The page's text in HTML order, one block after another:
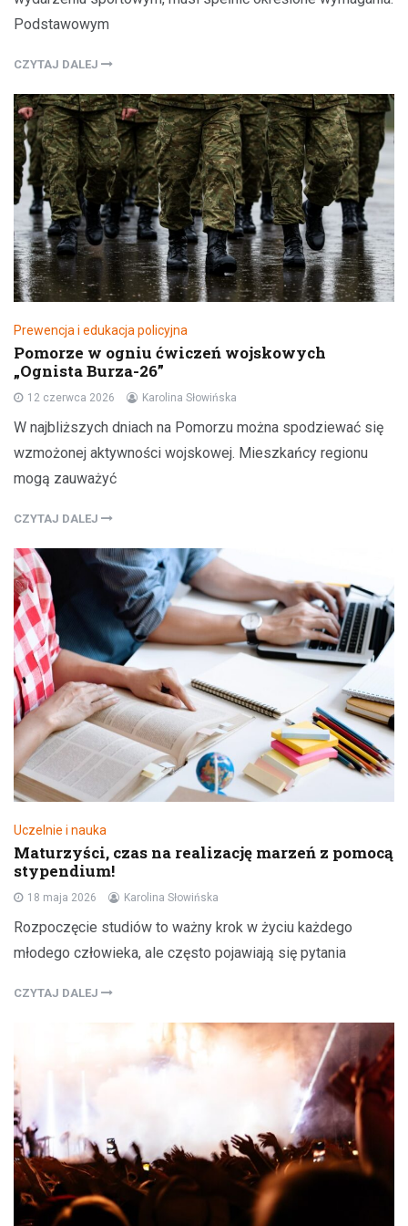
Podstawowym
CZYTAJ DALEJ
Prewencja i edukacja policyjna
Pomorze w ogniu ćwiczeń wojskowych
„Ognista Burza-26”
12 czerwca 2026 Karolina Słowińska
W najbliższych dniach na Pomorzu można spodziewać się
wzmożonej aktywności wojskowej. Mieszkańcy regionu
mogą zauważyć
CZYTAJ DALEJ
Uczelnie i nauka
Maturzyści, czas na realizację marzeń z pomocą
stypendium!
18 maja 2026 Karolina Słowińska
Rozpoczęcie studiów to ważny krok w życiu każdego
młodego człowieka, ale często pojawiają się pytania
CZYTAJ DALEJ